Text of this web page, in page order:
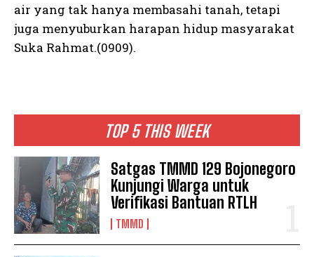
TOP 5 THIS WEEK
Satgas TMMD 129 Bojonegoro
Kunjungi Warga untuk
Verifikasi Bantuan RTLH
TMMD
air yang tak hanya membasahi tanah, tetapi
juga menyuburkan harapan hidup masyarakat
Suka Rahmat.(0909).